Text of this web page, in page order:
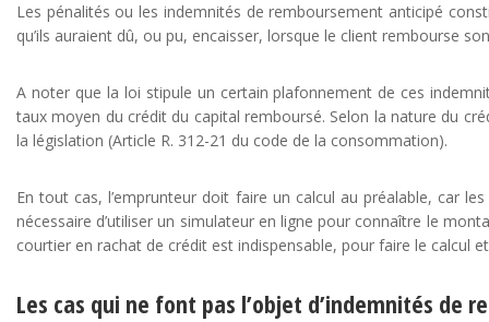
Les pénalités ou les indemnités de remboursement anticipé
qu’ils auraient dû, ou pu, encaisser, lorsque le client rembourse
A noter que la loi stipule un certain plafonnement de ces
taux moyen du crédit du capital remboursé. Selon la nature du
la législation (Article R. 312-21 du code de la consommation).
En tout cas, l’emprunteur doit faire un calcul au préalable, car
nécessaire d’utiliser un simulateur en ligne pour connaître le
courtier en rachat de crédit est indispensable, pour faire le calcul
Les cas qui ne font pas l’objet d’indemnités de